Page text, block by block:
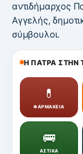
αντιδήμαρχος
Αγγελής,
σύμβουλοι.
Η ΠΑΤΡΑ ΣΤΗΝ
💊
ΦΑΡΜΑΚΕΙΑ
🚌
ΑΣΤΙΚΑ